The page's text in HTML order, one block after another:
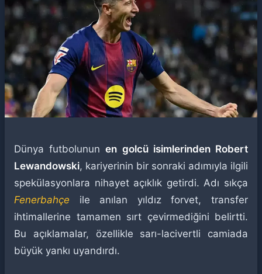
Dünya futbolununen golcü isimlerinden Robert
Lewandowski, kariyerinin bir sonraki adımıyla ilgili
spekülasyonlara nihayet açıklık getirdi. Adı sıkça
Fenerbahçe ile anılan yıldız forvet, transfer
ihtimallerine tamamen sırt çevirmediğini belirtti.
Bu açıklamalar, özellikle sarı-lacivertli camiada
büyük yankı uyandırdı.